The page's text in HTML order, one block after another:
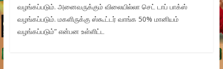
வழங்கப்படும். அனைவருக்கும் விலையில்லா செட் டாப் பாக்ஸ்
வழங்கப்படும். மகளிருக்கு ஸ்கூட்டர் வாங்க 50% மானியம்
வழங்கப்படும்” என்பன உள்ளிட்ட